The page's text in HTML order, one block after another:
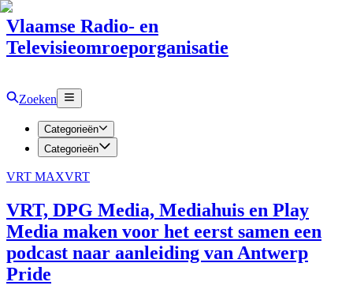
Vlaamse Radio- en
Televisieomroeporganisatie
Zoeken
Categorieën
Categorieën
VRT MAXVRT
VRT, DPG Media, Mediahuis en Play
Media maken voor het eerst samen een
podcast naar aanleiding van Antwerp
Pride